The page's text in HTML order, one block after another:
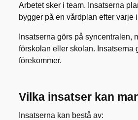
Arbetet sker i team. Insatserna
bygger på en vårdplan efter varje
Insatserna görs på syncentralen,
förskolan eller skolan.
förekommer.
Vilka insatser kan
Insatserna kan bestå av: